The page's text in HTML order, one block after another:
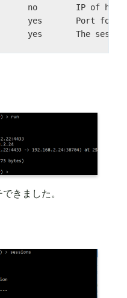
no        IP of
yes       Port for
きました。